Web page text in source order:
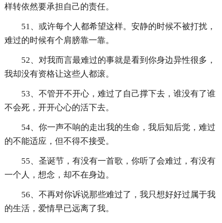
样转依然要承担自己的责任。
51、或许每个人都希望这样。安静的时候不被打扰，
难过的时候有个肩膀靠一靠。
52、对我而言最难过的事就是看到你身边异性很多，
我却没有资格让这些人都滚。
53、不管开不开心，难过了自己撑下去，谁没有了谁
不会死，开开心心的活下去。
54、你一声不响的走出我的生命，我后知后觉，难过
的不能适应，但不得不接受。
55、圣诞节，有没有一首歌，你听了会难过，有没有
一个人，想念，却不在身边。
56、不再对你诉说那些难过了，我只想好好过属于我
的生活，爱情早已远离了我。